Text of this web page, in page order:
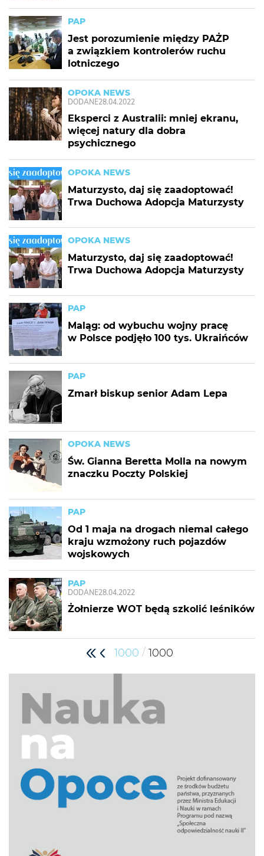
PAP
Jest porozumienie między PAŻP
a związkiem kontrolerów ruchu
lotniczego
OPOKA NEWS
DODANE28.04.2022
Eksperci z Australii: mniej ekranu,
więcej natury dla dobra
psychicznego
OPOKA NEWS
Maturzysto, daj się zaadoptować!
Trwa Duchowa Adopcja Maturzysty
OPOKA NEWS
Maturzysto, daj się zaadoptować!
Trwa Duchowa Adopcja Maturzysty
PAP
Maląg: od wybuchu wojny pracę
w Polsce podjęło 100 tys. Ukraińców
PAP
Zmarł biskup senior Adam Lepa
OPOKA NEWS
Św. Gianna Beretta Molla na nowym
znaczku Poczty Polskiej
PAP
Od 1 maja na drogach niemal całego
kraju wzmożony ruch pojazdów
wojskowych
PAP
DODANE28.04.2022
Żołnierze WOT będą szkolić leśników
1000 / 1000